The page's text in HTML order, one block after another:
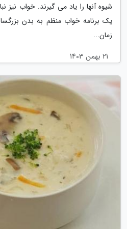
شیوه آنها را یاد می گیرند. خواب نیز
یک برنامه خواب منظم به بدن
زمان...
21 بهمن 1403